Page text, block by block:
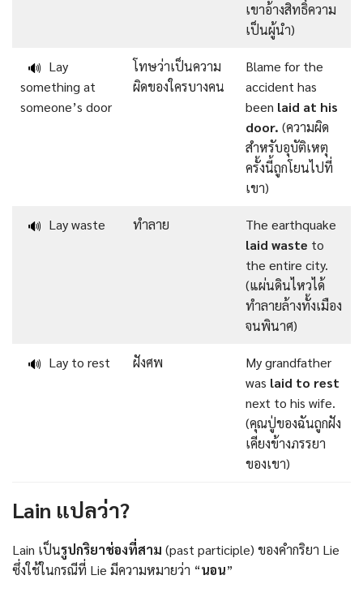
เขาอ้างสิทธิ์ความ
เป็นผู้นำ)
🔊 Lay
something at
someone’s door
โทษว่าเป็นความ
ผิดของใครบางคน
Blame for the
accident has
been laid at his
door. (ความผิด
สำหรับอุบัติเหตุ
ครั้งนี้ถูกโยนไปที่
เขา)
🔊 Lay waste ทำลาย
The earthquake
laid waste to
the entire city.
(แผ่นดินไหวได้
ทำลายล้างทั้งเมือง
จนพินาศ)
🔊 Lay to rest ฝังศพ
My grandfather
was laid to rest
next to his wife.
(คุณปู่ของฉันถูกฝัง
เคียงข้างภรรยา
ของเขา)
Lain แปลว่า?
Lain เป็นรูปกริยาช่องที่สาม (past participle) ของคำกริยา Lie
ซึ่งใช้ในกรณีที่ Lie มีความหมายว่า “นอน”